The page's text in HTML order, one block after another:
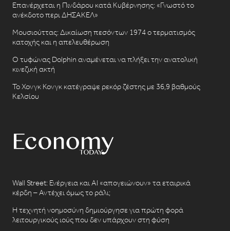
Επανέρχεται η Πινδάρου κατά Κυβέρνησης: «Γνωστό το
ανέκδοτο περι ΔΗΣΑΚΕΛ»
Μουσιούττας: Δικαίωση πεσόντων 1974 ο τερματισμός
κατοχής και η απελευθέρωση
Ο τυφώνας Dolphin αναμένεται να πλήξει την ανατολική
κινεζική ακτή
Το Χονγκ Κονγκ κατέγραψε ρεκόρ ζέστης με 36,9 βαθμούς
Κελσίου
Wall Street: Ενέργεια και AI «απογειώνουν» τα εταιρικά
κέρδη – Αντέχει όμως το ράλι;
Η τεχνητή νοημοσύνη δημιούργησε για πρώτη φορά
λειτουργικούς ιούς που δεν υπάρχουν στη φύση